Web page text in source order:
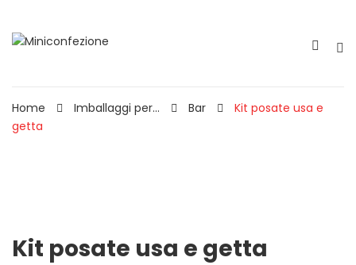
Home Imballaggi per... Bar
Kit posate usa e
getta
Kit posate usa e getta